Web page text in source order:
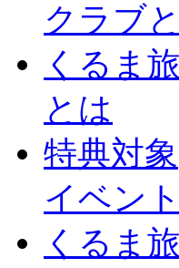
クラブ
くるま旅
とは
特典対象
イベント
くるま旅